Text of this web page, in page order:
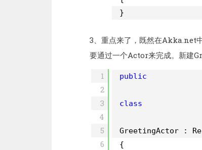
}
3、重点来了，既然在Akka.net
要通过一个Actor来完成。新建
1
2
3
4
5
6
public
class
GreetingActor :
{